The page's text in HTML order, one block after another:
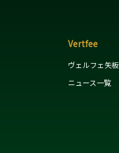
Vertfee
ヴェルフェ矢板
ニュース一覧